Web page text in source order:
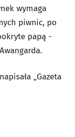
wymaga
piwnic, po
papą -
„Gazeta